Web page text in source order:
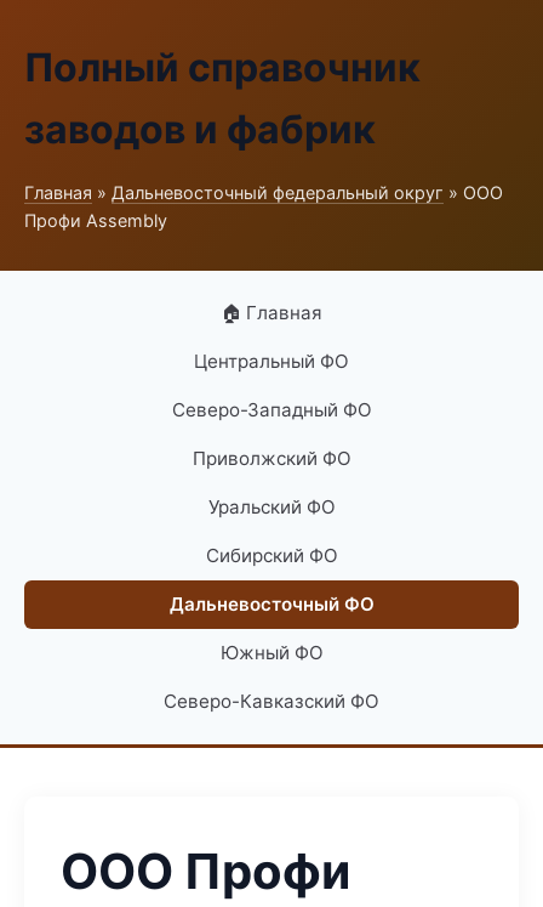
Полный справочник
заводов и фабрик
Главная » Дальневосточный федеральный округ » ООО
Профи Assembly
🏠 Главная
Центральный ФО
Северо-Западный ФО
Приволжский ФО
Уральский ФО
Сибирский ФО
Дальневосточный ФО
Южный ФО
Северо-Кавказский ФО
ООО Профи